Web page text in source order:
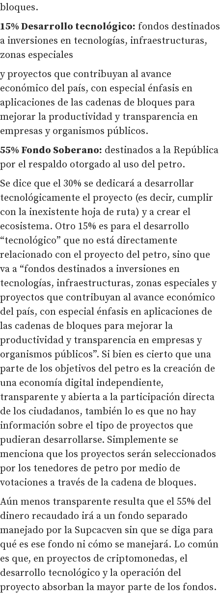
bloques.
15% Desarrollo tecnológico: fondos destinados
a inversiones en tecnologías, infraestructuras,
zonas especiales
y proyectos que contribuyan al avance
económico del país, con especial énfasis en
aplicaciones de las cadenas de bloques para
mejorar la productividad y transparencia en
empresas y organismos públicos.
55% Fondo Soberano: destinados a la República
por el respaldo otorgado al uso del petro.
Se dice que el 30% se dedicará a desarrollar
tecnológicamente el proyecto (es decir, cumplir
con la inexistente hoja de ruta) y a crear el
ecosistema. Otro 15% es para el desarrollo
“tecnológico” que no está directamente
relacionado con el proyecto del petro, sino que
va a “fondos destinados a inversiones en
tecnologías, infraestructuras, zonas especiales y
proyectos que contribuyan al avance económico
del país, con especial énfasis en aplicaciones de
las cadenas de bloques para mejorar la
productividad y transparencia en empresas y
organismos públicos”. Si bien es cierto que una
parte de los objetivos del petro es la creación de
una economía digital independiente,
transparente y abierta a la participación directa
de los ciudadanos, también lo es que no hay
información sobre el tipo de proyectos que
pudieran desarrollarse. Simplemente se
menciona que los proyectos serán seleccionados
por los tenedores de petro por medio de
votaciones a través de la cadena de bloques.
Aún menos transparente resulta que el 55% del
dinero recaudado irá a un fondo separado
manejado por la Supcacven sin que se diga para
qué es ese fondo ni cómo se manejará. Lo común
es que, en proyectos de criptomonedas, el
desarrollo tecnológico y la operación del
proyecto absorban la mayor parte de los fondos.